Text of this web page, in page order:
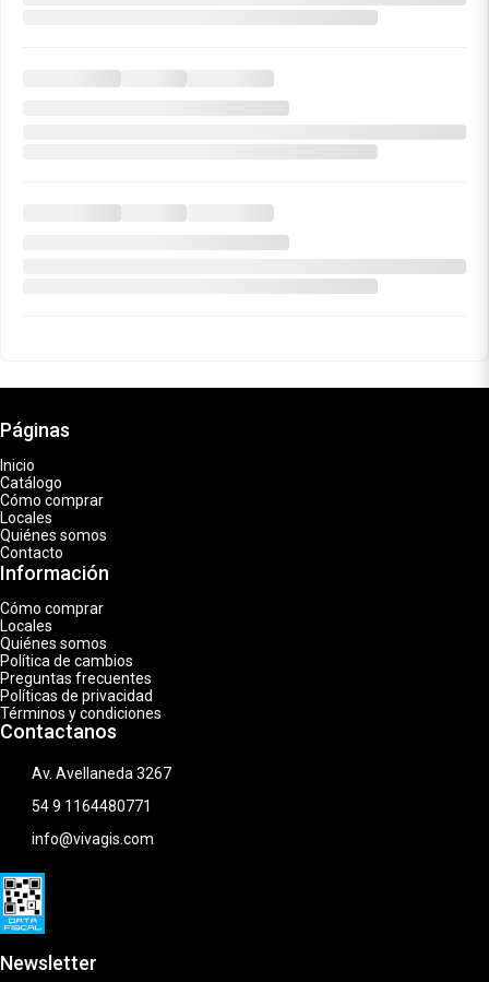
Páginas
Inicio
Catálogo
Cómo comprar
Locales
Quiénes somos
Contacto
Información
Cómo comprar
Locales
Quiénes somos
Política de cambios
Preguntas frecuentes
Políticas de privacidad
Términos y condiciones
Contactanos
Av. Avellaneda 3267
54 9 1164480771
info@vivagis.com
Newsletter